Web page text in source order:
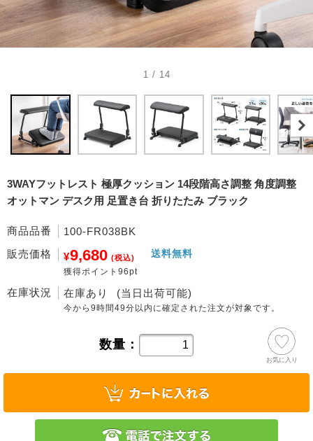
1 / 14
3WAYフットレスト 極厚クッション 14段階高さ調整 角度調整
オットマン デスク用 足置き台 折りたたみ ブラック
商品品番
100-FR038BK
販売価格
¥9,680 (税込)
獲得ポイント96pt
送料無料
在庫状況 在庫あり (当日出荷可能)
今から9時間49分 以内に確定された注文が対象です。
数量：
お気に入り